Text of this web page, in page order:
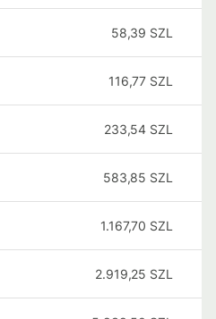
58,39 SZL
116,77 SZL
233,54 SZL
583,85 SZL
1.167,70 SZL
2.919,25 SZL